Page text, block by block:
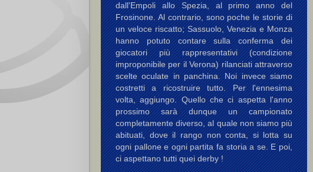
dall'Empoli allo Spezia, al primo anno del
Frosinone. Al contrario, sono poche le storie di
un veloce riscatto; Sassuolo, Venezia e Monza
hanno potuto contare sulla conferma dei
giocatori più rappresentativi (condizione
improponibile per il Verona) rilanciati attraverso
scelte oculate in panchina. Noi invece siamo
costretti a ricostruire tutto. Per l'ennesima
volta, aggiungo. Quello che ci aspetta l'anno
prossimo sarà dunque un campionato
completamente diverso, al quale non siamo più
abituati, dove il rango non conta, si lotta su
ogni pallone e ogni partita fa storia a se. E poi,
ci aspettano tutti quei derby !